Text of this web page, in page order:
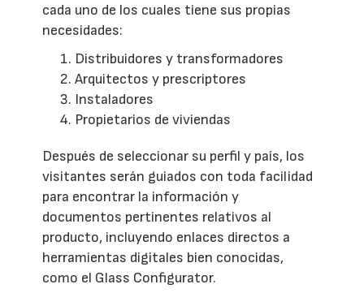
cada uno de los cuales tiene sus propias
necesidades:
Distribuidores y transformadores
Arquitectos y prescriptores
Instaladores
Propietarios de viviendas
Después de seleccionar su perfil y país, los
visitantes serán guiados con toda facilidad
para encontrar la información y
documentos pertinentes relativos al
producto, incluyendo enlaces directos a
herramientas digitales bien conocidas,
como el Glass Configurator.